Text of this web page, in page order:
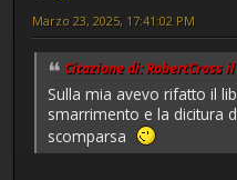
Marzo 23, 2025, 17:41:02 PM
Citazione di: RobertCross
Sulla mia avevo rifatto il
smarrimento e la dicitura
scomparsa